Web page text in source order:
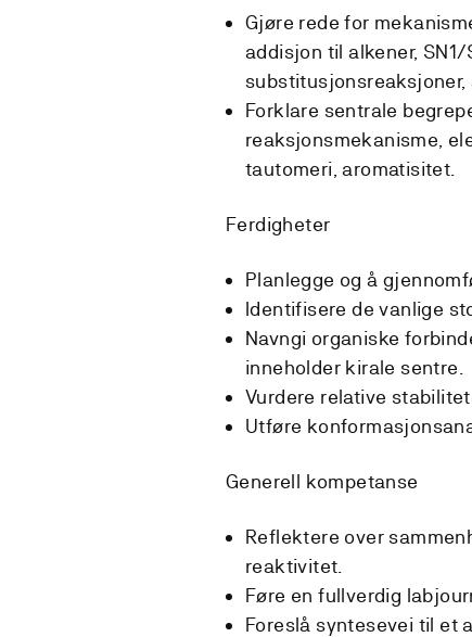
Gjøre rede for
addisjon til alkener,
Forklare sentrale
reaksjonsmekanisme,
tautomeri, aromatisitet.
Ferdigheter
Planlegge og å
Identifisere de vanlige
Navngi organiske
inneholder kirale sentre.
Vurdere relative
Utføre
Generell kompetanse
Reflektere over
reaktivitet.
Føre en fullverdig
Foreslå syntesevei til et